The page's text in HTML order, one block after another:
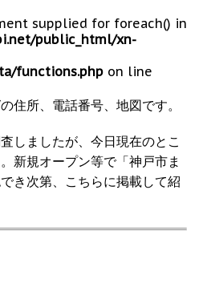
supplied for foreach() in
public_html/xn-
functions.php on line
住所、電話番号、地図です。
しましたが、今日現在のとこ
新規オープン等で「神戸市ま
き次第、こちらに掲載して紹